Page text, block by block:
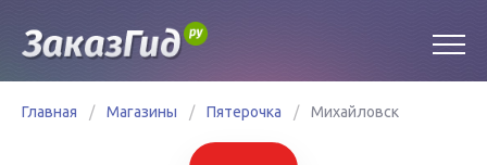
Главная / Магазины / Пятерочка / Михайловск